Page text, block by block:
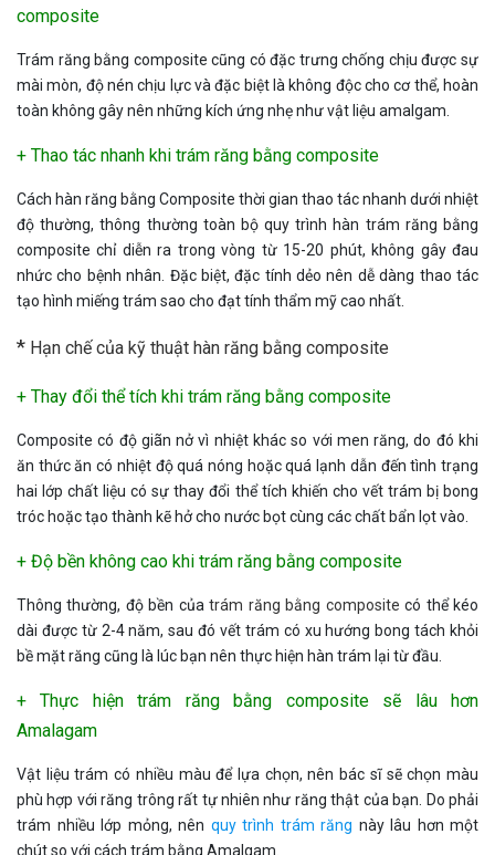
composite
Trám răng bằng composite cũng có đặc trưng chống chịu được sự
mài mòn, độ nén chịu lực và đặc biệt là không độc cho cơ thể, hoàn
toàn không gây nên những kích ứng nhẹ như vật liệu amalgam.
+ Thao tác nhanh khi trám răng bằng composite
Cách hàn răng bằng Composite thời gian thao tác nhanh dưới nhiệt
độ thường, thông thường toàn bộ quy trình hàn trám răng bằng
composite chỉ diễn ra trong vòng từ 15-20 phút, không gây đau
nhức cho bệnh nhân. Đặc biệt, đặc tính dẻo nên dễ dàng thao tác
tạo hình miếng trám sao cho đạt tính thẩm mỹ cao nhất.
* Hạn chế của kỹ thuật hàn răng bằng composite
+ Thay đổi thể tích khi trám răng bằng composite
Composite có độ giãn nở vì nhiệt khác so với men răng, do đó khi
ăn thức ăn có nhiệt độ quá nóng hoặc quá lạnh dẫn đến tình trạng
hai lớp chất liệu có sự thay đổi thể tích khiến cho vết trám bị bong
tróc hoặc tạo thành kẽ hở cho nước bọt cùng các chất bẩn lọt vào.
+ Độ bền không cao khi trám răng bằng composite
Thông thường, độ bền củatrám răng bằng composite có thể kéo
dài được từ 2-4 năm, sau đó vết trám có xu hướng bong tách khỏi
bề mặt răng cũng là lúc bạn nên thực hiện hàn trám lại từ đầu.
+ Thực hiện trám răng bằng composite sẽ lâu hơn
Amalagam
Vật liệu trám có nhiều màu để lựa chọn, nên bác sĩ sẽ chọn màu
phù hợp với răng trông rất tự nhiên như răng thật của bạn. Do phải
trám nhiều lớp mỏng, nên quy trình trám răng này lâu hơn một
chút so với cách trám bằng Amalgam.